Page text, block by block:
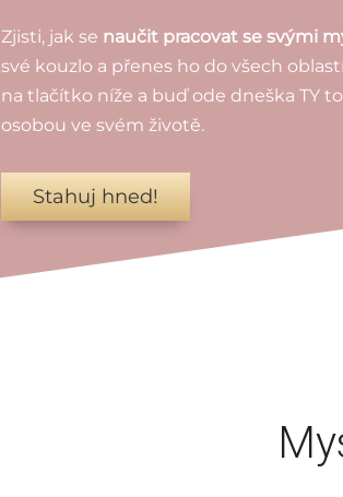
Zjisti, jak se naučit pracovat se svými
své kouzlo a přenes ho do všech
na tlačítko níže a buď ode dneška TY
osobou ve svém životě.
Stahuj hned!